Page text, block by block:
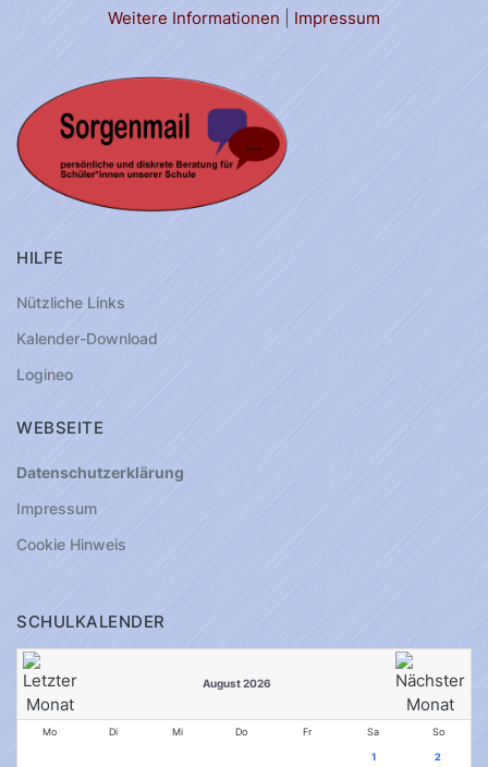
HILFE
Nützliche Links
Kalender-Download
Logineo
WEBSEITE
Datenschutzerklärung
Impressum
Cookie Hinweis
SCHULKALENDER
August 2026
Mo Di Mi Do Fr Sa So
1
2
Weitere Informationen
Impressum